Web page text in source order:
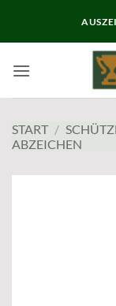
START /
ABZEICHEN